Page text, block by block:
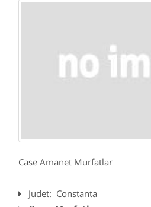
Case Amanet Murfatlar
Judet: Constanta